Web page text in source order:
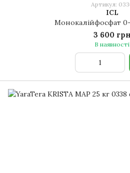
Артикул:
ICL
Монокалійфосфат 0-
3 600 грн
В наявності